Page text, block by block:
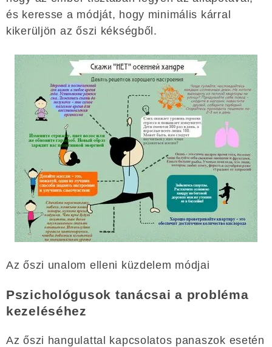
és keresse a módját, hogy minimális kárral
kikerüljön az őszi kékségből.
Az őszi unalom elleni küzdelem módjai
Pszichológusok tanácsai a probléma
kezeléséhez
Az őszi hangulattal kapcsolatos panaszok esetén